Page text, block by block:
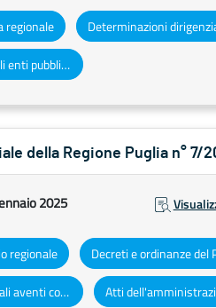
regionale
Atti degli enti locali e degli enti pubblici e privati
della Regione Puglia n° 7/
2025
regionale
Determinazioni dirigenziali aventi contenuto di interesse generale